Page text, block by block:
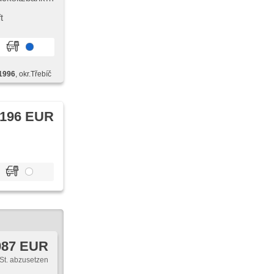
6
, okr.Třebíč
EUR
EUR
abzusetzen